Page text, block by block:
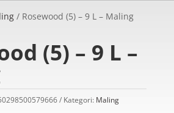
/ Rosewood (5) – 9 L – Maling
(5) – 9 L –
Kategori: Maling